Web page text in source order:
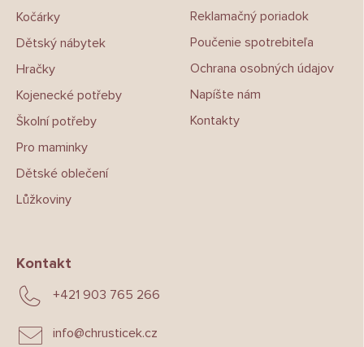
Kočárky
Dětský nábytek
Hračky
Kojenecké potřeby
Školní potřeby
Pro maminky
Dětské oblečení
Lůžkoviny
Reklamačný poriadok
Poučenie spotrebiteľa
Ochrana osobných údajov
Napíšte nám
Kontakty
Kontakt
info@chrusticek.cz
+421 903 765 266